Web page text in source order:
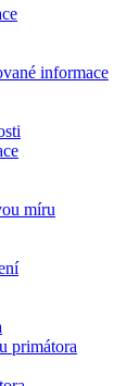
informace
míru
primátora